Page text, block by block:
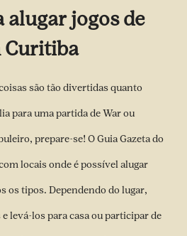
alugar jogos de
Curitiba
são tão divertidas quanto
para uma partida de War ou
prepare-se! O Guia Gazeta do
locais onde é possível alugar
os tipos. Dependendo do lugar,
levá-los para casa ou participar de